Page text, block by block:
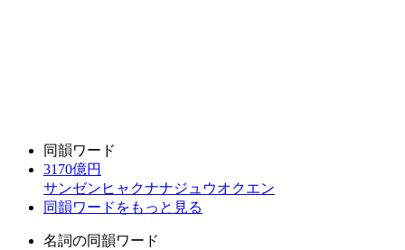
同韻ワード
3170億円
サンゼンヒャクナナジュウオクエン
同韻ワードをもっと見る
名詞の同韻ワード